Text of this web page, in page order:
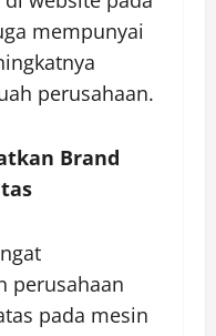
mempunyai
perusahaan.
Brand
perusahaan
pada mesin